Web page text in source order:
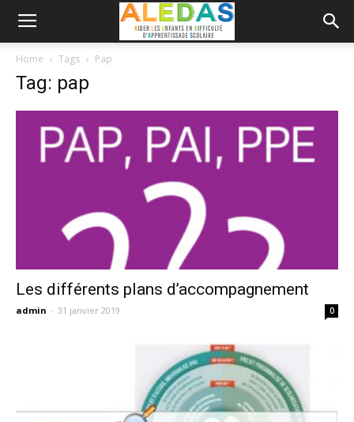
Home Tags Pap
Tag: pap
Les différents plans d’accompagnement
admin - 31 janvier 2019 0